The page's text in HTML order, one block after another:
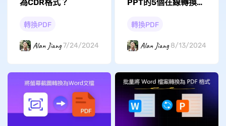
為CDR格式？
轉換PDF
Alan Jiang7/24/2024
PPT的5個在線轉換工
轉換PDF
Alan Jiang 8/13/2024